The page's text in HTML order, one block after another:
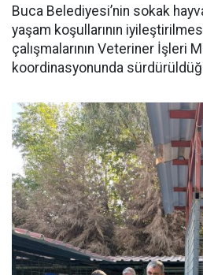
Buca Belediyesi’nin sokak
yaşam koşullarının
çalışmalarının Veteriner İşleri
koordinasyonunda